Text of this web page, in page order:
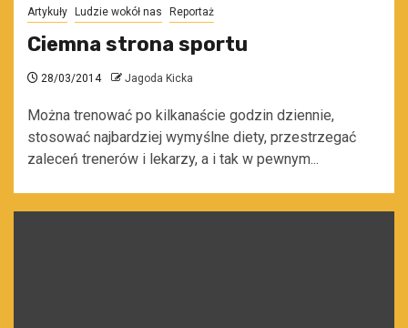
Artykuły Ludzie wokół nas Reportaż
Ciemna strona sportu
28/03/2014 Jagoda Kicka
Można trenować po kilkanaście godzin dziennie,
stosować najbardziej wymyślne diety, przestrzegać
zaleceń trenerów i lekarzy, a i tak w pewnym...